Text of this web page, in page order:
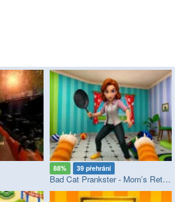
88% 39 přehrání
Bad Cat Prankster - Mom’s Return